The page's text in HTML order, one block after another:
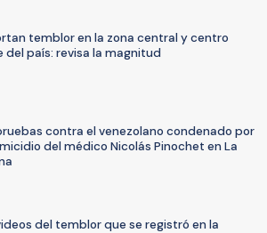
temblor en la zona central y centro
del país: revisa la magnitud
contra el venezolano condenado por
del médico Nicolás Pinochet en La
del temblor que se registró en la